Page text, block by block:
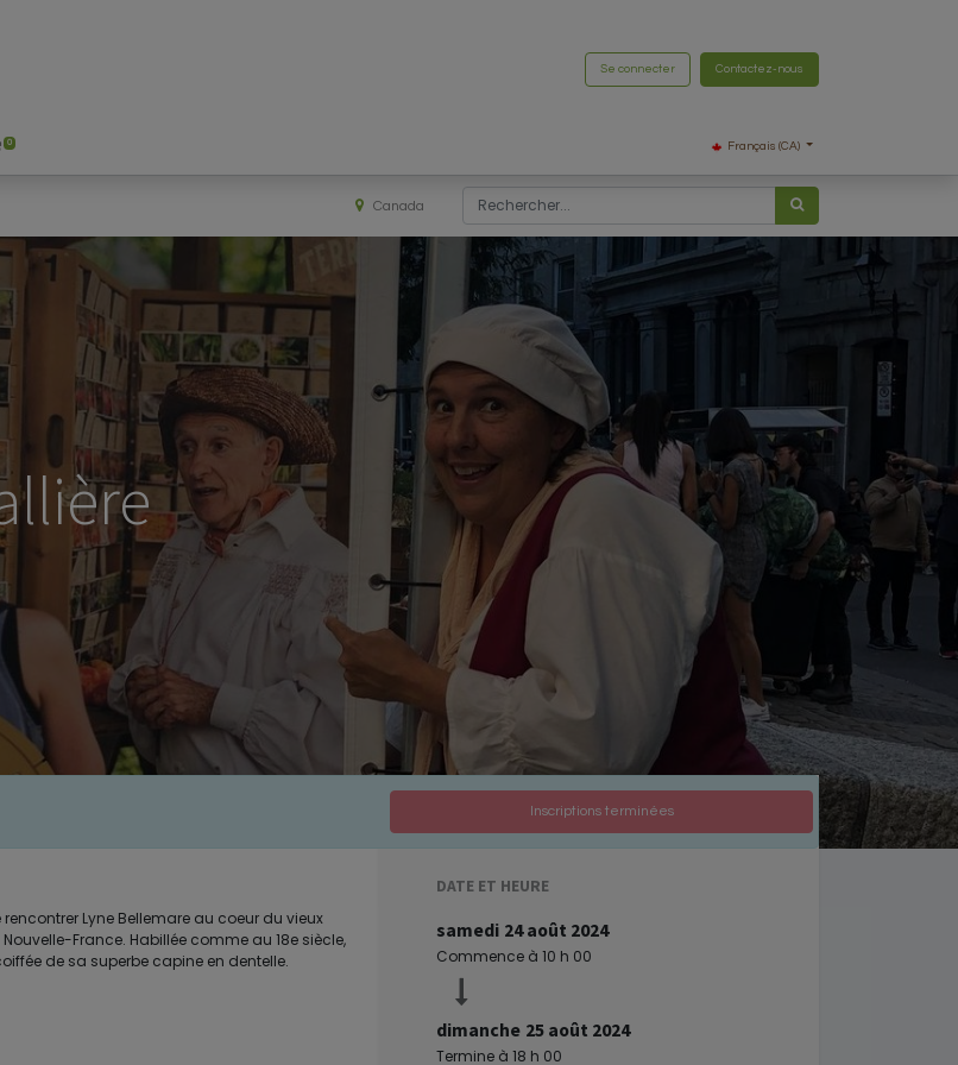
Se connecter Contactez-nous
0 Français (CA)
Canada
Inscriptions terminées
Lyne Bellemare au coeur du vieux
France. Habillée comme au 18e siècle,
de sa superbe capine en dentelle.
DATE ET HEURE
samedi 24 août 2024
Commence à 10 h 00
dimanche 25 août 2024
Termine à 18 h 00